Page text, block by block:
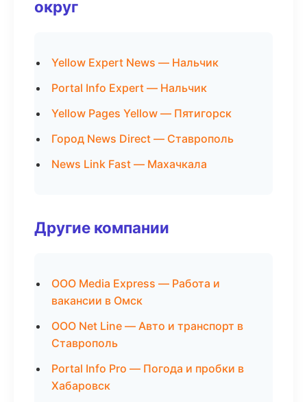
округ
Yellow Expert News — Нальчик
Portal Info Expert — Нальчик
Yellow Pages Yellow — Пятигорск
Город News Direct — Ставрополь
News Link Fast — Махачкала
Другие компании
ООО Media Express — Работа и
вакансии в Омск
ООО Net Line — Авто и транспорт в
Ставрополь
Portal Info Pro — Погода и пробки в
Хабаровск